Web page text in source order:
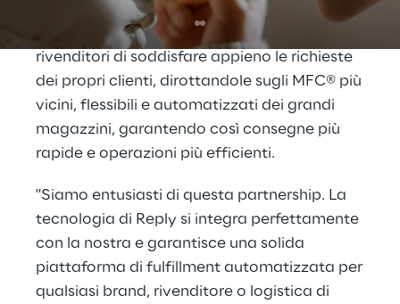
piattaforma di automazione MFC® di Fabric,
la soluzione combinata consente ai
rivenditori di soddisfare appieno le richieste
dei propri clienti, dirottandole sugli MFC® più
vicini, flessibili e automatizzati dei grandi
magazzini, garantendo così consegne più
rapide e operazioni più efficienti.
"Siamo entusiasti di questa partnership. La
tecnologia di Reply si integra perfettamente
con la nostra e garantisce una solida
piattaforma di fulfillment automatizzata per
qualsiasi brand, rivenditore o logistica di